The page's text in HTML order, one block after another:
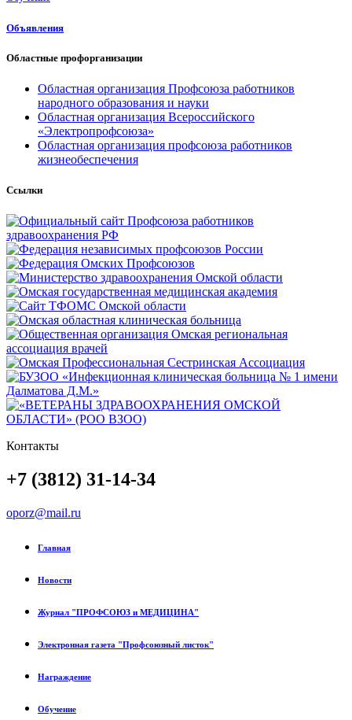
Объявления
Областные профорганизации
Областная организация Профсоюза работников
народного образования и науки
Областная организация Всероссийского
«Электропрофсоюза»
Областная организация профсоюза работников
жизнеобеспечения
Ссылки
Контакты
+7 (3812) 31-14-34
oporz@mail.ru
Главная
Новости
Журнал "ПРОФСОЮЗ и МЕДИЦИНА"
Электронная газета "Профсоюзный листок"
Награждение
Обучение